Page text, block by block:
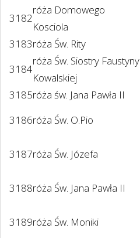
3182
róża Domowego
Kosciola
3183róża Św. Rity
3184
róża Św. Siostry Faustyny
Kowalskiej
3185róża św. Jana Pawła II
3186róża Św. O.Pio
3187róża Św. Józefa
3188róża Św. Jana Pawła II
3189róża Św. Moniki